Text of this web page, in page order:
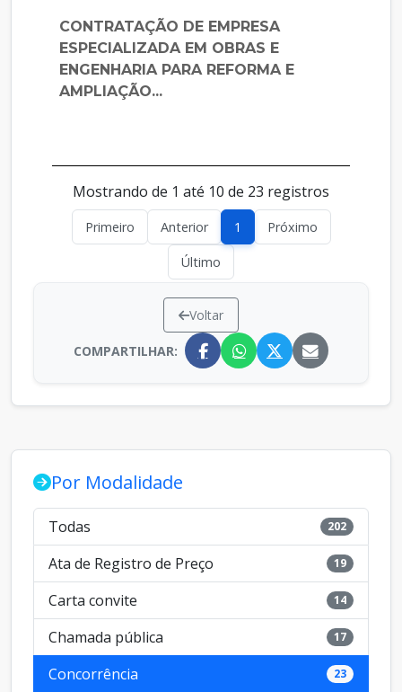
CONTRATAÇÃO DE EMPRESA
ESPECIALIZADA EM OBRAS E
ENGENHARIA PARA REFORMA E
AMPLIAÇÃO...
Mostrando de 1 até 10 de 23 registros
Primeiro Anterior 1 Próximo
Último
Voltar
COMPARTILHAR:
Por Modalidade
Todas 202
Ata de Registro de Preço 19
Carta convite 14
Chamada pública 17
Concorrência 23